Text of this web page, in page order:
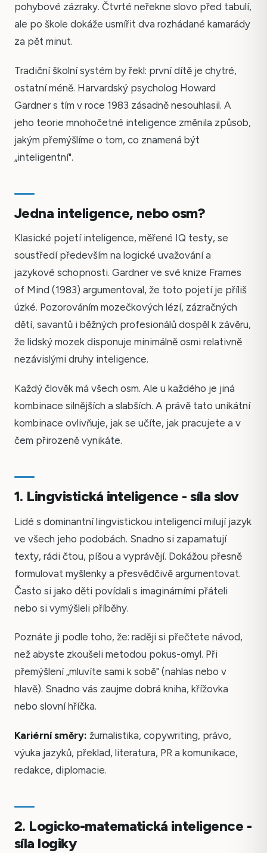
pohybové zázraky. Čtvrté neřekne slovo před tabulí,
ale po škole dokáže usmířit dva rozhádané kamarády
za pět minut.
Tradiční školní systém by řekl: první dítě je chytré,
ostatní méně. Harvardský psycholog Howard
Gardner s tím v roce 1983 zásadně nesouhlasil. A
jeho teorie mnohočetné inteligence změnila způsob,
jakým přemýšlíme o tom, co znamená být
„inteligentní".
Jedna inteligence, nebo osm?
Klasické pojetí inteligence, měřené IQ testy, se
soustředí především na logické uvažování a
jazykové schopnosti. Gardner ve své knize Frames
of Mind (1983) argumentoval, že toto pojetí je příliš
úzké. Pozorováním mozečkových lézí, zázračných
dětí, savantů i běžných profesionálů dospěl k závěru,
že lidský mozek disponuje minimálně osmi relativně
nezávislými druhy inteligence.
Každý člověk má všech osm. Ale u každého je jiná
kombinace silnějších a slabších. A právě tato unikátní
kombinace ovlivňuje, jak se učíte, jak pracujete a v
čem přirozeně vynikáte.
1. Lingvistická inteligence - síla slov
Lidé s dominantní lingvistickou inteligencí milují jazyk
ve všech jeho podobách. Snadno si zapamatují
texty, rádi čtou, píšou a vyprávějí. Dokážou přesně
formulovat myšlenky a přesvědčivě argumentovat.
Často si jako děti povídali s imaginárními přáteli
nebo si vymýšleli příběhy.
Poznáte ji podle toho, že: raději si přečtete návod,
než abyste zkoušeli metodou pokus-omyl. Při
přemýšlení „mluvíte sami k sobě" (nahlas nebo v
hlavě). Snadno vás zaujme dobrá kniha, křížovka
nebo slovní hříčka.
Kariérní směry: žurnalistika, copywriting, právo,
výuka jazyků, překlad, literatura, PR a komunikace,
redakce, diplomacie.
2. Logicko-matematická inteligence -
síla logiky